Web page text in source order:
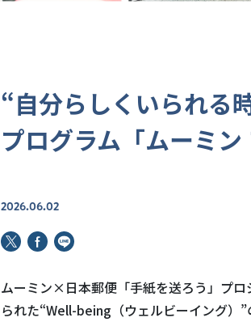
“自分らしくいられる
プログラム「ムーミン
2026.06.02
ムーミン×日本郵便「手紙を送ろう」プ
られた“Well-being（ウェルビーイング）